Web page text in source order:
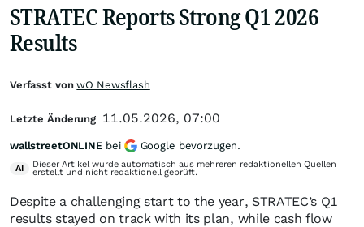
STRATEC Reports Strong Q1 2026
Results
Despite a challenging start to the year, STRATEC’s Q1
results stayed on track with its plan, while cash flow
Verfasst vonwO Newsflash
Letzte Änderung 11.05.2026, 07:00
wallstreetONLINE bei Google bevorzugen.
AI Dieser Artikel wurde automatisch aus mehreren redaktionellen Quellen
erstellt und nicht redaktionell geprüft.